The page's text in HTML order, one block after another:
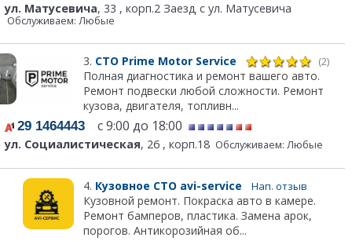
ул. Матусевича, 33 , корп.2 Заезд с ул. Матусевича
Обслуживаем: Любые
3. СТО Prime Motor Service (2)
Полная диагностика и ремонт вашего авто.
Ремонт подвески любой сложности. Ремонт
кузова, двигателя, топливн...
29 1464443 с 9:00 до 18:00
ул. Социалистическая, 26 , корп.18 Обслуживаем: Любые
4. Кузовное СТО avi-service Нап. отзыв
Кузовной ремонт. Покраска авто в камере.
Ремонт бамперов, пластика. Замена арок,
порогов. Антикорозийная об...